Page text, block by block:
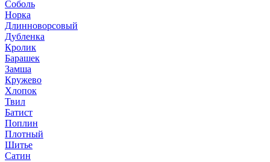
Соболь
Норка
Длинноворсовый
Дубленка
Кролик
Барашек
Замша
Кружево
Хлопок
Твил
Батист
Поплин
Плотный
Шитье
Сатин